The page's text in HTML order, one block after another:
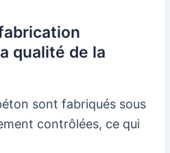
qualité de la
sont fabriqués sous
contrôlées, ce qui